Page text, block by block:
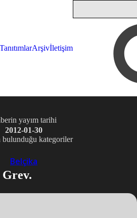
Arşivİletişim
yayım tarihi
2012-01-30
bulunduğu kategoriler
Belçika